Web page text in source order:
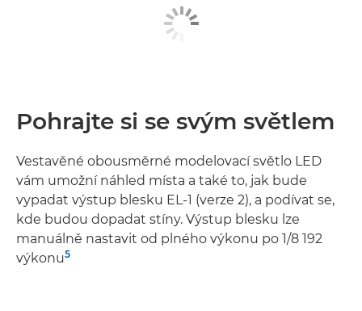
Pohrajte si se svým světlem
Vestavěné obousměrné modelovací světlo LED
vám umožní náhled místa a také to, jak bude
vypadat výstup blesku EL-1 (verze 2), a podívat se,
kde budou dopadat stíny. Výstup blesku lze
manuálně nastavit od plného výkonu po 1/8 192
výkonu5